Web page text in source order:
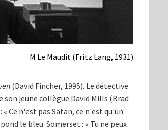
M Le Maudit (Fritz Lang, 1931)
(David Fincher, 1995). Le détective
jeune collègue David Mills (Brad
Ce n'est pas Satan, ce n'est qu'un
le bleu. Somerset : « Tu ne peux